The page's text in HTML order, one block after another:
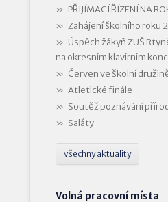
PŘIJÍMACÍ ŘÍZENÍ NA
Zahájení školního roku
Úspěch žákyň ZUŠ
na okresním klavírním
Červen ve školní
Atletické finále
Soutěž poznávání
Saláty
všechny aktuality
Volná pracovní místa